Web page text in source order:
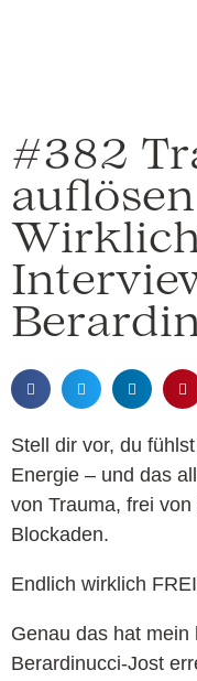
#382
Stell dir vor, du
Energie – und das
von Trauma, frei
Blockaden.
Endlich wirklich
Genau das hat
Berardinucci-Jost